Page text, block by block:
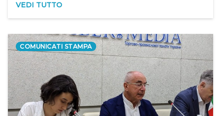
VEDI TUTTO
COMUNICATI STAMPA